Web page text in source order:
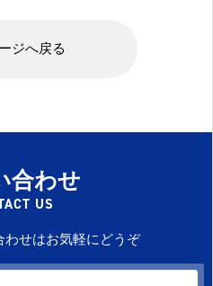
ジへ戻る
合わせ
US
わせはお気軽にどうぞ